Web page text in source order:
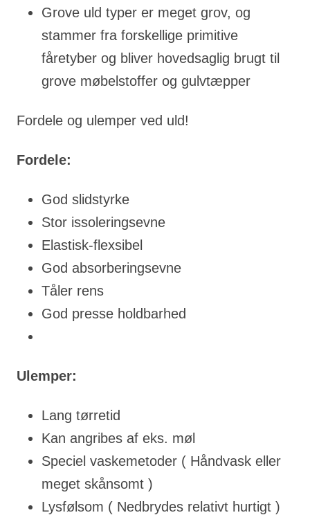
Grove uld typer er meget grov, og
stammer fra forskellige primitive
fåretyber og bliver hovedsaglig brugt til
grove møbelstoffer og gulvtæpper
Fordele og ulemper ved uld!
Fordele:
God slidstyrke
Stor issoleringsevne
Elastisk-flexsibel
God absorberingsevne
Tåler rens
God presse holdbarhed
Ulemper:
Lang tørretid
Kan angribes af eks. møl
Speciel vaskemetoder ( Håndvask eller
meget skånsomt )
Lysfølsom ( Nedbrydes relativt hurtigt )